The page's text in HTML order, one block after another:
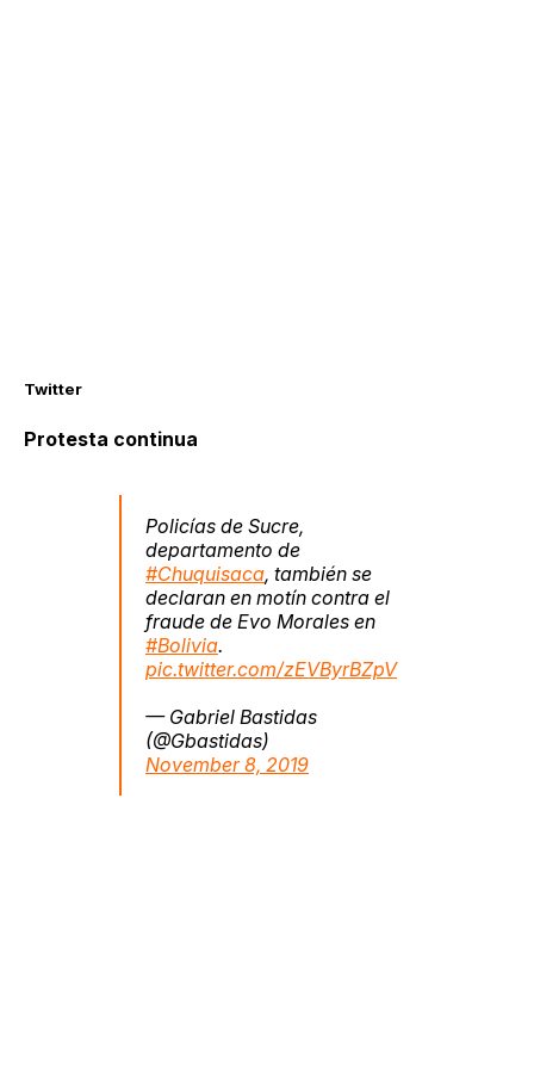
Twitter
Protesta continua
Policías de Sucre,
departamento de
#Chuquisaca, también se
declaran en motín contra el
fraude de Evo Morales en
#Bolivia.
pic.twitter.com/zEVByrBZpV
— Gabriel Bastidas
(@Gbastidas)
November 8, 2019